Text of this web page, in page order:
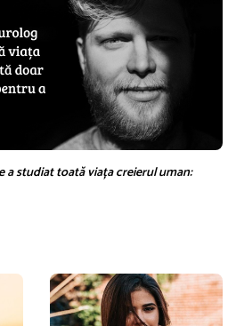
studiat toată viața creierul uman: